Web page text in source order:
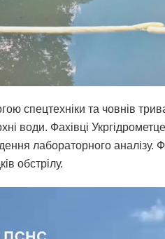
спецтехніки та човнів
води. Фахівці
лабораторного аналізу.
обстрілу.